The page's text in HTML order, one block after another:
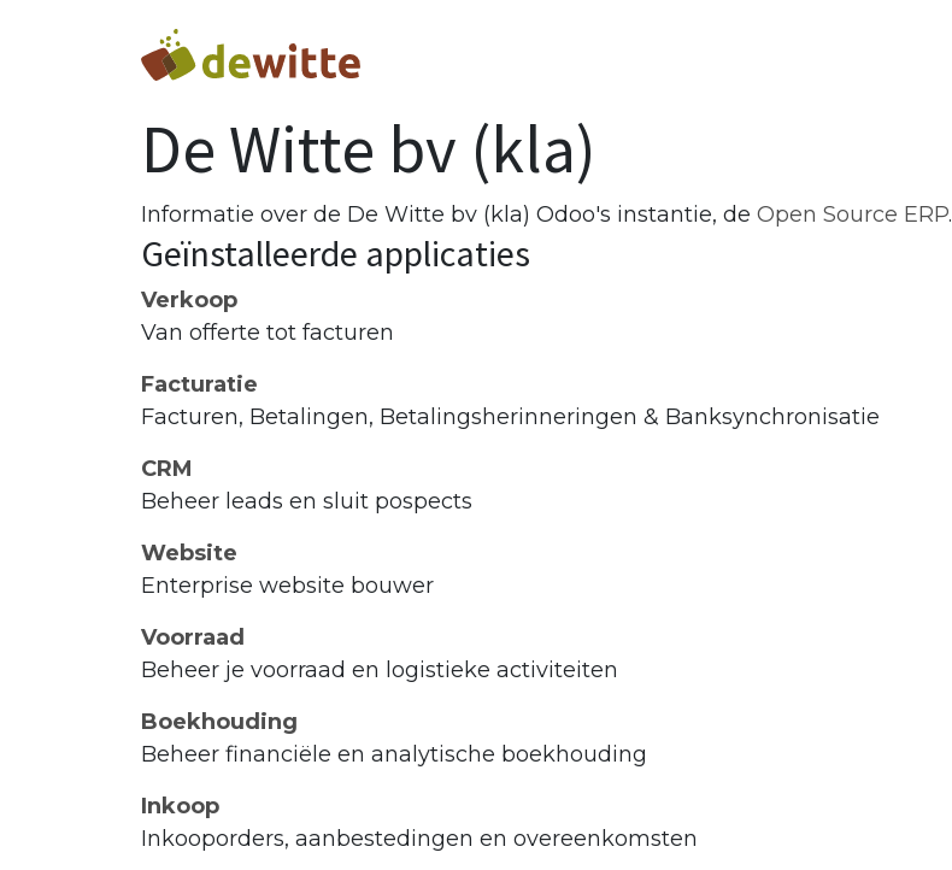
De Witte bv (kla)
Informatie over de De Witte bv (kla) Odoo's instantie, de Open Source ERP.
Geïnstalleerde applicaties
Verkoop
Van offerte tot facturen
Facturatie
Facturen, Betalingen, Betalingsherinneringen & Banksynchronisatie
CRM
Beheer leads en sluit pospects
Website
Enterprise website bouwer
Voorraad
Beheer je voorraad en logistieke activiteiten
Boekhouding
Beheer financiële en analytische boekhouding
Inkoop
Inkooporders, aanbestedingen en overeenkomsten